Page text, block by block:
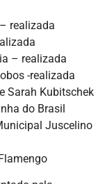
realizada
– realizada
-realizada
Sarah Kubitschek
do Brasil
Juscelino